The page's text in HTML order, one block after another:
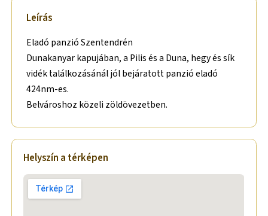
Leírás
Eladó panzió Szentendrén
Dunakanyar kapujában, a Pilis és a Duna, hegy és sík
vidék találkozásánál jól bejáratott panzió eladó
424nm-es.
Belvároshoz közeli zöldövezetben.
Helyszín a térképen